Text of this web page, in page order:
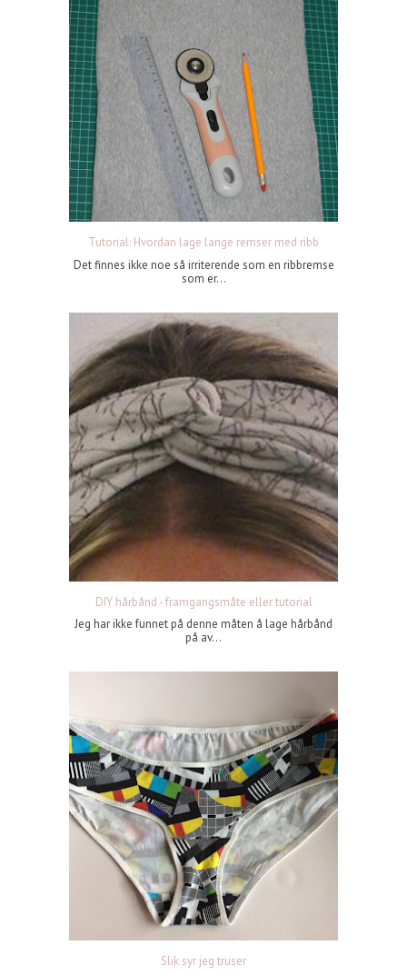
Tutorial: Hvordan lage lange remser med ribb
Det finnes ikke noe så irriterende som en ribbremse
som er...
DIY hårbånd - framgangsmåte eller tutorial
Jeg har ikke funnet på denne måten å lage hårbånd
på av...
Slik syr jeg truser